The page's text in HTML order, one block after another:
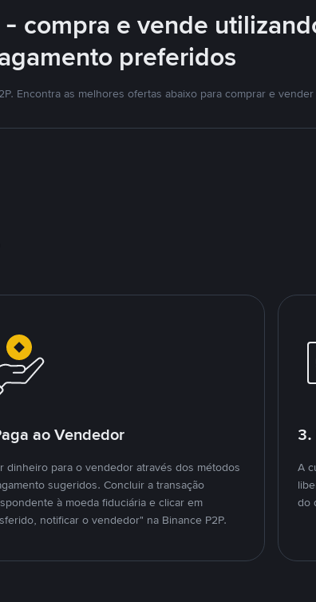
compra e vende
preferidos
Encontra as melhores ofertas abaixo para comprar e vender
ao Vendedor
dinheiro para o vendedor através dos métodos
sugeridos. Concluir a transação
à moeda fiduciária e clicar em
notificar o vendedor" na Binance P2P.
3.
A
do